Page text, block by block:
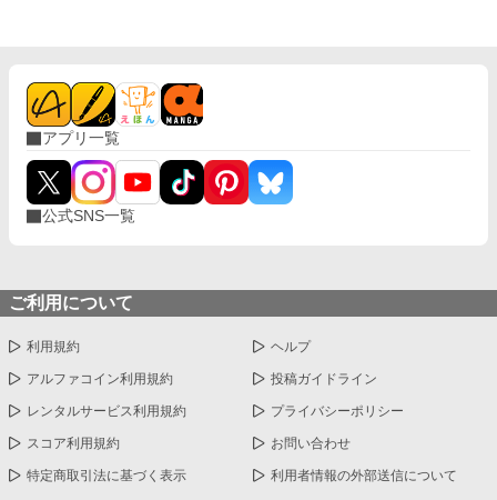
アプリ一覧
公式SNS一覧
ご利用について
利用規約 ヘルプ
アルファコイン利用規約 投稿ガイドライン
レンタルサービス利用規約 プライバシーポリシー
スコア利用規約 お問い合わせ
特定商取引法に基づく表示 利用者情報の外部送信について